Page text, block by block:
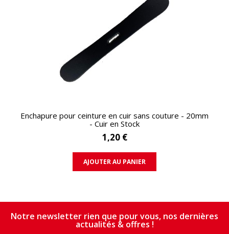
APERÇU RAPIDE
Enchapure pour ceinture en cuir sans couture - 20mm
- Cuir en Stock
1,20 €
AJOUTER AU PANIER
Notre newsletter rien que pour vous, nos dernières
actualités & offres !